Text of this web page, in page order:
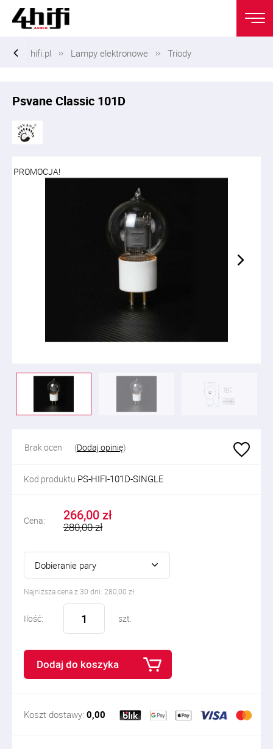
hifi.pl Lampy elektronowe Triody
Psvane Classic 101D
PROMOCJA!
Brak ocen (Dodaj opinię)
Kod produktu PS-HIFI-101D-SINGLE
Cena: 266,00 zł
280,00 zł
Dobieranie pary
Najniższa cena z 30 dni: 280,00 zł
Ilość: szt.
Dodaj do koszyka
Koszt dostawy: 0,00